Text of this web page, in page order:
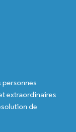
personnes
extraordinaires
de